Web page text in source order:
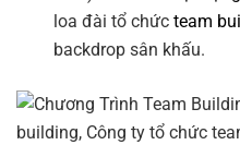
loa đài tổ chứcteam
backdrop sân khấu.